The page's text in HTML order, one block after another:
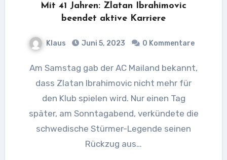
Mit 41 Jahren: Zlatan Ibrahimovic
beendet aktive Karriere
Klaus Juni 5, 2023 0 Kommentare
Am Samstag gab der AC Mailand bekannt,
dass Zlatan Ibrahimovic nicht mehr für
den Klub spielen wird. Nur einen Tag
später, am Sonntagabend, verkündete die
schwedische Stürmer-Legende seinen
Rückzug aus…